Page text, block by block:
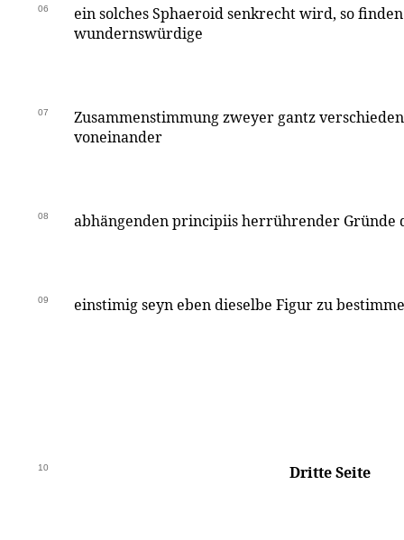
06
ein solches Sphaeroid senkrecht wird, so
wundernswürdige
07
Zusammenstimmung zweyer gantz
voneinander
08 abhängenden principiis herrührender Gründe
09 einstimig seyn eben dieselbe Figur zu
10 Dritte Seite